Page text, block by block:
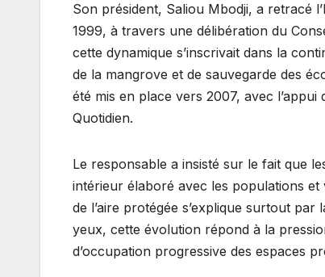
Son président, Saliou Mbodji, a retracé
1999, à travers une délibération du
cette dynamique s’inscrivait dans la
de la mangrove et de sauvegarde des
été mis en place vers 2007, avec
Quotidien.
Le responsable a insisté sur le fait que
intérieur élaboré avec les populations et
de l’aire protégée s’explique surtout par
yeux, cette évolution répond à la
d’occupation progressive des espaces